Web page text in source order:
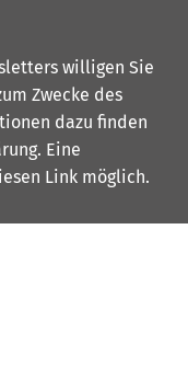
willigen Sie
Zwecke des
dazu finden
. Eine
Link möglich.